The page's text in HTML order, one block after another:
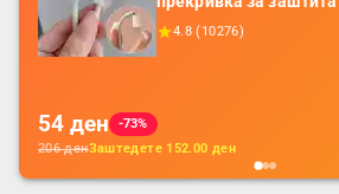
додатоци за заштита
батерија, за мобилни
4.8 ( 10276)
54 ден
-73%
206денЗаштедете 152.00 ден